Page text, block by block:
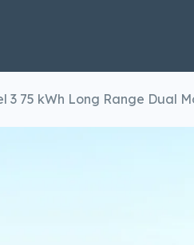
3 75 kWh Long Range Dual